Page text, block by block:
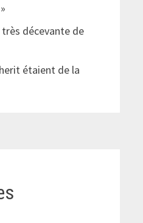
décevante de
étaient de la